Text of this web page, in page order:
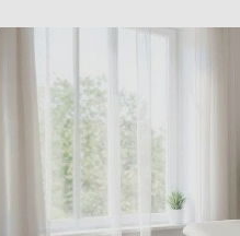
Die Polsterung der »DX1« Liege
nahtfreie Verarbeitung und die
und Langlebigkeit. Die
Schichtholzplatte, die für
zweilagige, homogene
hohen Liegekomfort sorgt.
Ein weiteres Highlight: Der Bezug